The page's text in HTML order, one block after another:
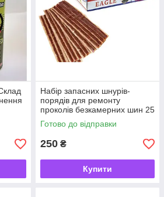
Набір запасних шнурів-
порядів для ремонту
проколів безкамерних шин 25
шт./20 см, ремкомплект
Готово до відправки
250 ₴
Купити